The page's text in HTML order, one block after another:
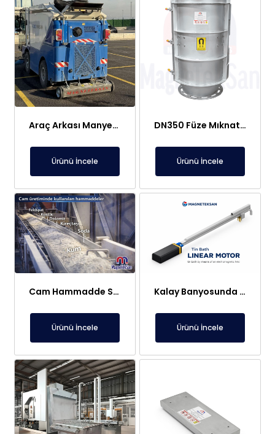
Araç Arkası Manyetik Süpürge – Liman, Fuar Alanı ve Otomotiv Fabrikaları İçin
Ürünü İncele
DN350 Füze Mıknatıs (Bullet Magnet) – Toz ve Alçı Hatlarında Tıkanma Yapmaz Manyetik Seperatör
Ürünü İncele
Cam Hammadde Sektörü İçin Askı Tipi Neodimyum Plaka Mıknatıs | Yüksek Gauss Manyetik Separatör
Ürünü İncele
Kalay Banyosunda Lineer Elektromıknatıs: Sıcaklık Homojenliği ve Oksit Temizleme
Ürünü İncele